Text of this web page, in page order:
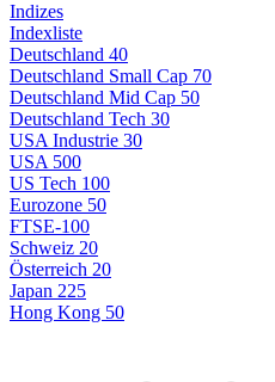
Indizes
Indexliste
Deutschland 40
Deutschland Small Cap 70
Deutschland Mid Cap 50
Deutschland Tech 30
USA Industrie 30
USA 500
US Tech 100
Eurozone 50
FTSE-100
Schweiz 20
Österreich 20
Japan 225
Hong Kong 50